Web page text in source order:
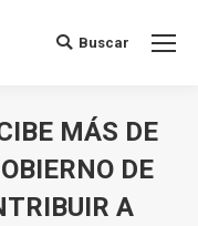
Buscar:
Buscar
MÁS DE
DE
A